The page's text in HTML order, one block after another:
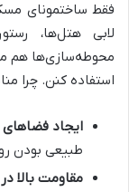
فقط ساختمونای
لابی هتل‌ها،
محوطه‌سازی‌ها هم
استفاده کنن. چرا
ایجاد فضاهای
طبیعی بودن
مقاومت بالا